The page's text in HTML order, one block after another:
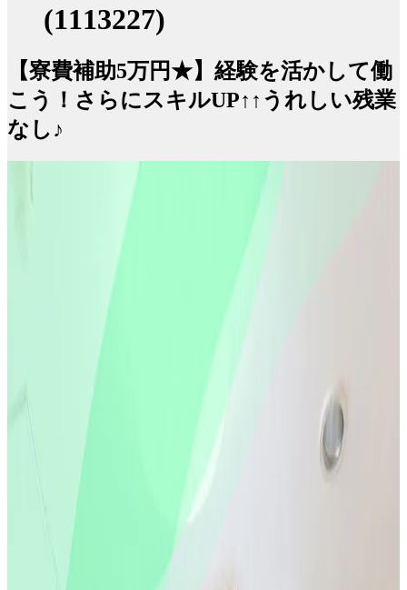
(1113227)
【寮費補助5万円★】経験を活かして働
こう！さらにスキルUP↑↑うれしい残業
なし♪